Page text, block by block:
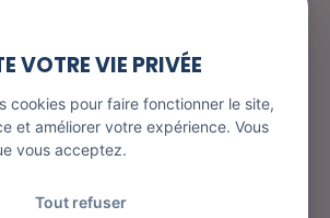
VOTRE VIE PRIVÉE
cookies pour faire fonctionner le site,
et améliorer votre expérience. Vous
vous acceptez.
Tout refuser